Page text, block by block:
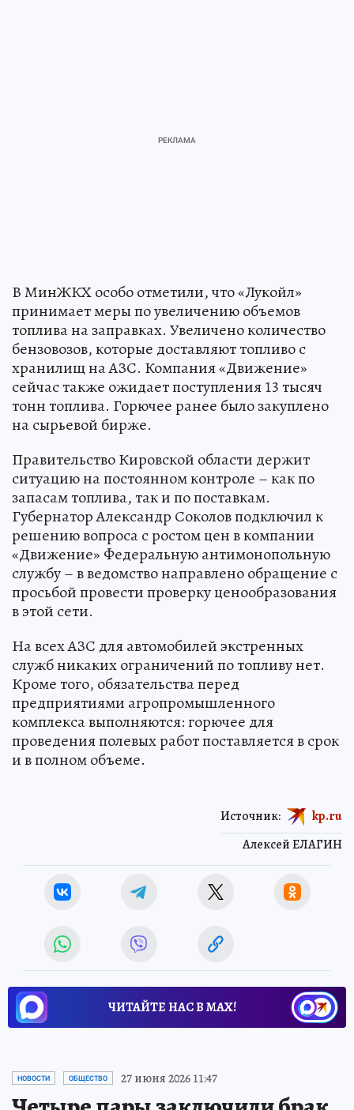
В МинЖКХ особо отметили, что «Лукойл»
принимает меры по увеличению объемов
топлива на заправках. Увеличено количество
бензовозов, которые доставляют топливо с
хранилищ на АЗС. Компания «Движение»
сейчас также ожидает поступления 13 тысяч
тонн топлива. Горючее ранее было закуплено
на сырьевой бирже.
Правительство Кировской области держит
ситуацию на постоянном контроле – как по
запасам топлива, так и по поставкам.
Губернатор Александр Соколов подключил к
решению вопроса с ростом цен в компании
«Движение» Федеральную антимонопольную
службу – в ведомство направлено обращение с
просьбой провести проверку ценообразования
в этой сети.
На всех АЗС для автомобилей экстренных
служб никаких ограничений по топливу нет.
Кроме того, обязательства перед
предприятиями агропромышленного
комплекса выполняются: горючее для
проведения полевых работ поставляется в срок
и в полном объеме.
Алексей ЕЛАГИН
Источник: kp.ru
ЧИТАЙТЕ НАС В МАХ!
НОВОСТИ ОБЩЕСТВО 27 июня 2026 11:47